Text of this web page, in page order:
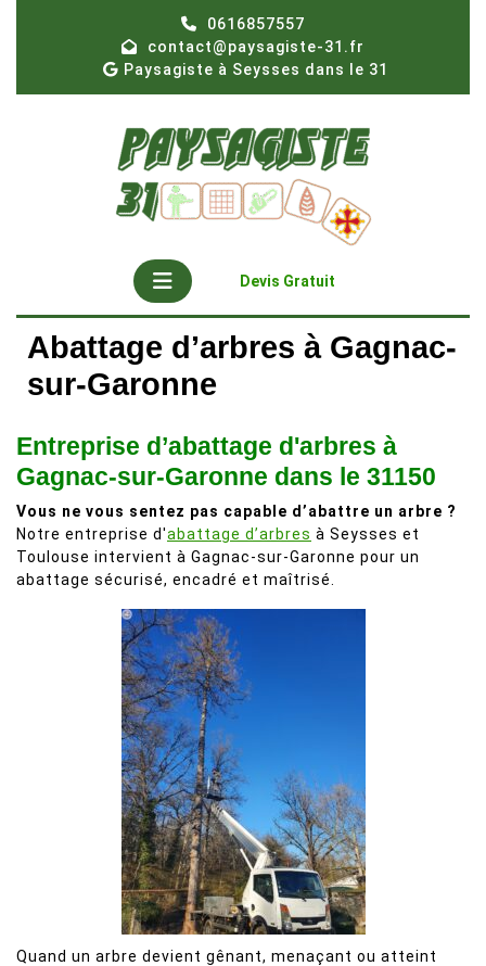
0616857557
contact@paysagiste-31.fr
Paysagiste à Seysses dans le 31
Open
Button
Devis Gratuit
Abattage d’arbres à Gagnac-
sur-Garonne
Entreprise d’abattage d'arbres à
Gagnac-sur-Garonne dans le 31150
Vous ne vous sentez pas capable d’abattre un arbre ?
Notre entreprise d'abattage d’arbres à Seysses et
Toulouse intervient à Gagnac-sur-Garonne pour un
abattage sécurisé, encadré et maîtrisé.
Quand un arbre devient gênant, menaçant ou atteint